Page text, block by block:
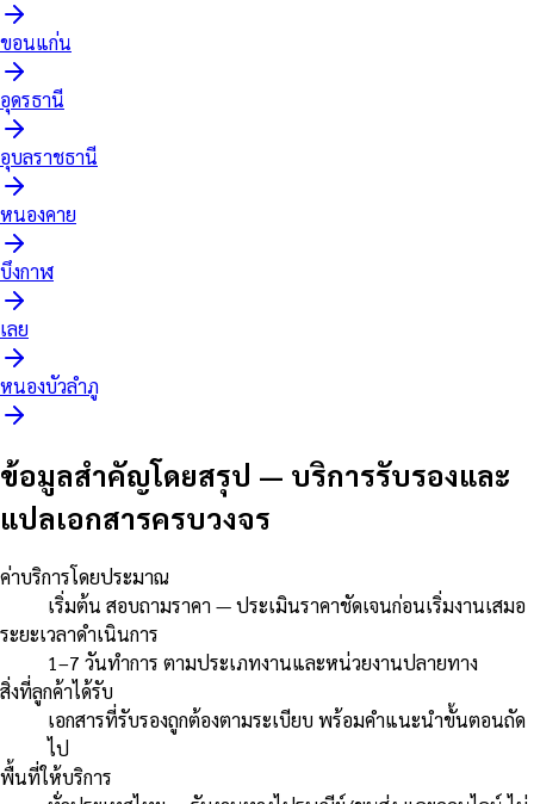
ขอนแก่น
อุดรธานี
อุบลราชธานี
หนองคาย
บึงกาฬ
เลย
หนองบัวลำภู
ข้อมูลสำคัญโดยสรุป — บริการรับรองและ
แปลเอกสารครบวงจร
ค่าบริการโดยประมาณ
เริ่มต้น สอบถามราคา — ประเมินราคาชัดเจนก่อนเริ่มงานเสมอ
ระยะเวลาดำเนินการ
1–7 วันทำการ ตามประเภทงานและหน่วยงานปลายทาง
สิ่งที่ลูกค้าได้รับ
เอกสารที่รับรองถูกต้องตามระเบียบ พร้อมคำแนะนำขั้นตอนถัด
ไป
พื้นที่ให้บริการ